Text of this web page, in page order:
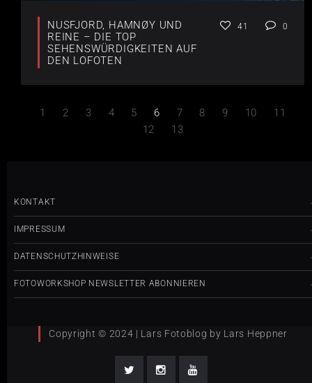
NUSFJORD, HAMNØY UND
REINE – DIE TOP
SEHENSWÜRDIGKEITEN AUF
DEN LOFOTEN
41 0
1 2 3 4 5 6 7 8 9 10
11
12
13
KONTAKT
IMPRESSUM
DATENSCHUTZHINWEISE
FOTOWORKSHOP NEWSLETTER ABONNIEREN
Copyright © 2024 | Lars Fotoblog by Lars Heppner